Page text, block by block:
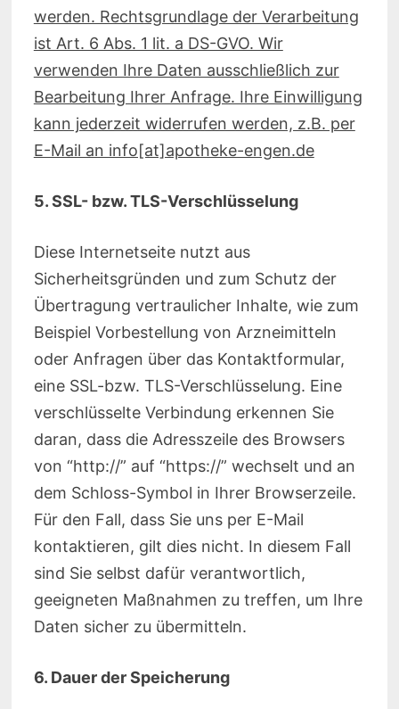
werden. Rechtsgrundlage der Verarbeitung
ist Art. 6 Abs. 1 lit. a DS-GVO. Wir
verwenden Ihre Daten ausschließlich zur
Bearbeitung Ihrer Anfrage. Ihre Einwilligung
kann jederzeit widerrufen werden, z.B. per
E-Mail an info[at]apotheke-engen.de
5. SSL- bzw. TLS-Verschlüsselung
Diese Internetseite nutzt aus
Sicherheitsgründen und zum Schutz der
Übertragung vertraulicher Inhalte, wie zum
Beispiel Vorbestellung von Arzneimitteln
oder Anfragen über das Kontaktformular,
eine SSL-bzw. TLS-Verschlüsselung. Eine
verschlüsselte Verbindung erkennen Sie
daran, dass die Adresszeile des Browsers
von “http://” auf “https://” wechselt und an
dem Schloss-Symbol in Ihrer Browserzeile.
Für den Fall, dass Sie uns per E-Mail
kontaktieren, gilt dies nicht. In diesem Fall
sind Sie selbst dafür verantwortlich,
geeigneten Maßnahmen zu treffen, um Ihre
Daten sicher zu übermitteln.
6. Dauer der Speicherung